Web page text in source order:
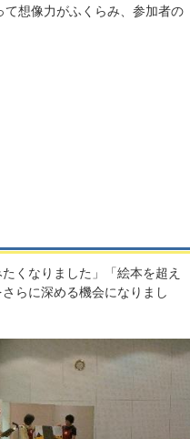
て想像力がふくらみ、参加者の
くなりました」「絵本を超え
らに深める機会になりまし